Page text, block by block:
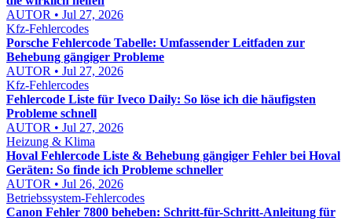
AUTOR • Jul 27, 2026
Kfz-Fehlercodes
Porsche Fehlercode Tabelle: Umfassender Leitfaden zur
Behebung gängiger Probleme
AUTOR • Jul 27, 2026
Kfz-Fehlercodes
Fehlercode Liste für Iveco Daily: So löse ich die häufigsten
Probleme schnell
AUTOR • Jul 27, 2026
Heizung & Klima
Hoval Fehlercode Liste & Behebung gängiger Fehler bei Hoval
Geräten: So finde ich Probleme schneller
AUTOR • Jul 26, 2026
Betriebssystem-Fehlercodes
Canon Fehler 7800 beheben: Schritt-für-Schritt-Anleitung für